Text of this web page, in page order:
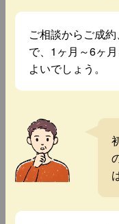
ご相談からご成
で、1ヶ月～6ヶ
よいでしょう。